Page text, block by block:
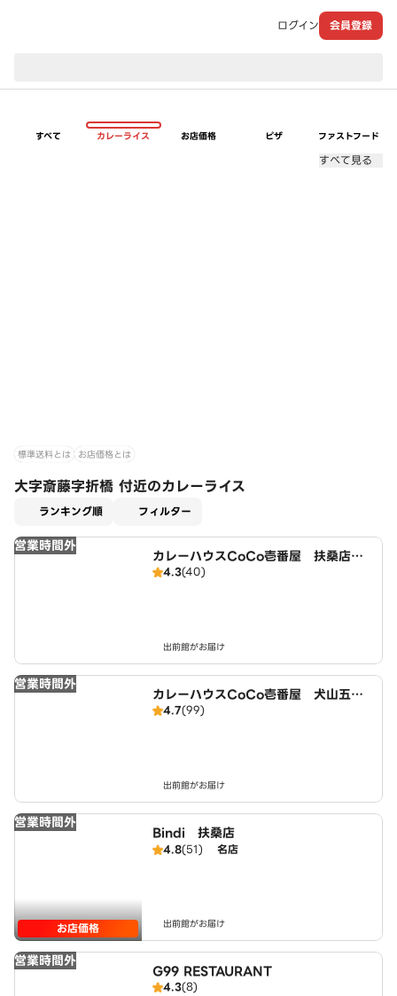
ログイン 会員登録
すべて カレーライス お店価格 ピザ ファストフード
すべて見る
標準送料とは お店価格とは
大字斎藤字折橋 付近のカレーライス
ランキング順 フィルター
営業時間外
カレーハウスCoCo壱番屋 扶桑店（S
D）
4.3(40)
出前館がお届け
営業時間外
カレーハウスCoCo壱番屋 犬山五郎
丸店（SD）
4.7(99)
出前館がお届け
営業時間外
お店価格
Bindi 扶桑店
4.8(51) 名店
出前館がお届け
営業時間外
G99 RESTAURANT
4.3(8)